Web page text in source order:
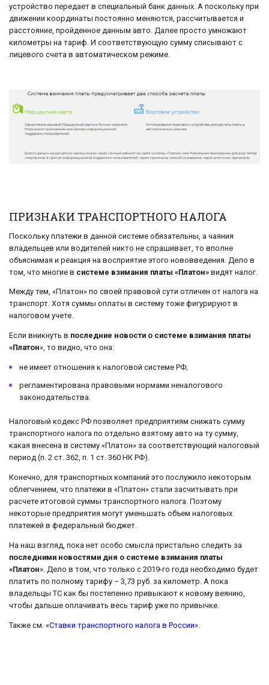
устройство передает в специальный банк данных. А поскольку при
движении координаты постоянно меняются, рассчитывается и
расстояние, пройденное данным авто. Далее просто умножают
километры на тариф. И соответствующую сумму списывают с
лицевого счета в автоматическом режиме.
ПРИЗНАКИ ТРАНСПОРТНОГО НАЛОГА
Поскольку платежи в данной системе обязательны, а чаяния
владельцев или водителей никто не спрашивает, то вполне
объяснимая и реакция на восприятие этого нововведения. Дело в
том, что многие в системе взимания платы «Платон» видят налог.
Между тем, «Платон» по своей правовой сути отличен от налога на
транспорт. Хотя суммы оплаты в систему тоже фигурируют в
налоговом учете.
Если вникнуть в последние новости о системе взимания платы
«Платон», то видно, что она:
не имеет отношения к налоговой системе РФ;
регламентирована правовыми нормами неналогового
законодательства.
Налоговый кодекс РФ позволяет предприятиям снижать сумму
транспортного налога по отдельно взятому авто на ту сумму,
какая внесена в систему «Платон» за соответствующий налоговый
период (п. 2 ст. 362, п. 1 ст. 360 НК РФ).
Конечно, для транспортных компаний это послужило некоторым
облегчением, что платежи в «Платон» стали засчитывать при
расчете итоговой суммы транспортного налога. Поэтому
некоторые предприятия могут уменьшать объем налоговых
платежей в федеральный бюджет.
На наш взгляд, пока нет особо смысла пристально следить за
последними новостями дня о системе взимания платы
«Платон». Дело в том, что только с 2019-го года необходимо будет
платить по полному тарифу – 3,73 руб. за километр. А пока
владельцы ТС как бы постепенно привыкают к новому веянию,
чтобы дальше оплачивать весь тариф уже по привычке.
Также см. «Ставки транспортного налога в России».